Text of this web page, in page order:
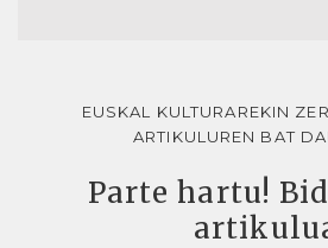
EUSKAL KULTURAREKIN
ARTIKULUREN BAT
Parte hartu!